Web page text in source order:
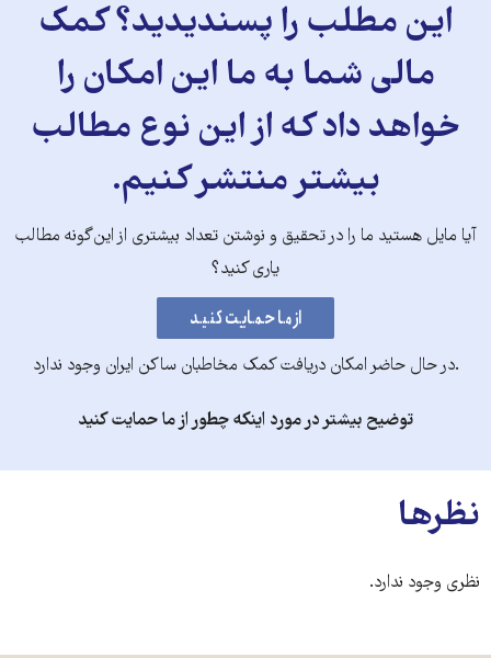
این مطلب را پسندیدید؟ کمک
مالی شما به ما این امکان را
خواهد داد که از این نوع مطالب
بیشتر منتشر کنیم.
آیا مایل هستید ما را در تحقیق و نوشتن تعداد بیشتری از این‌گونه مطالب
یاری کنید؟
.در حال حاضر امکان دریافت کمک مخاطبان ساکن ایران وجود ندارد
توضیح بیشتر در مورد اینکه چطور از ما حمایت کنید
نظرها
نظری وجود ندارد.